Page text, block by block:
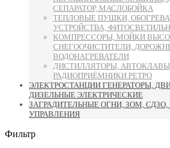
СЕПАРАТОР, МАСЛОБОЙКА
ТЕПЛОВЫЕ ПУШКИ,
УСТРОЙСТВА,
КОМПРЕССОРЫ, МОЙКИ
СНЕГООЧИСТИТЕЛИ,
ВОДОНАГРЕВАТЕЛИ
ДИСТИЛЛЯТОРЫ,
РАДИОПРИЁМНИКИ РЕТРО
ЭЛЕКТРОСТАНЦИИ ГЕНЕРАТОРЫ,
ДИЗЕЛЬНЫЕ ЭЛЕКТРИЧЕСКИЕ
ЗАГРАДИТЕЛЬНЫЕ ОГНИ, ЗОМ,
УПРАВЛЕНИЯ
Фильтр